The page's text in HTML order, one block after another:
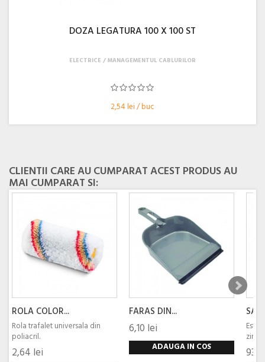
DOZA LEGATURA 100 X 100 ST
2,54 lei / buc
ELECTRICE MANAGEMENTUL CABLURILOR
CLIENTII CARE AU CUMPARAT ACEST PRODUS AU
MAI CUMPARAT SI:
ROLA COLOR...
Rola trafalet universala din
poliacril.
2,64 lei
FARAS DIN...
6,10 lei
ADAUGA IN COS
Este